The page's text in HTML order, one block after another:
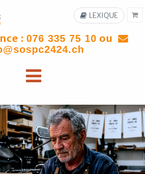
: 076 335 75 10 ou
LEXIQUE